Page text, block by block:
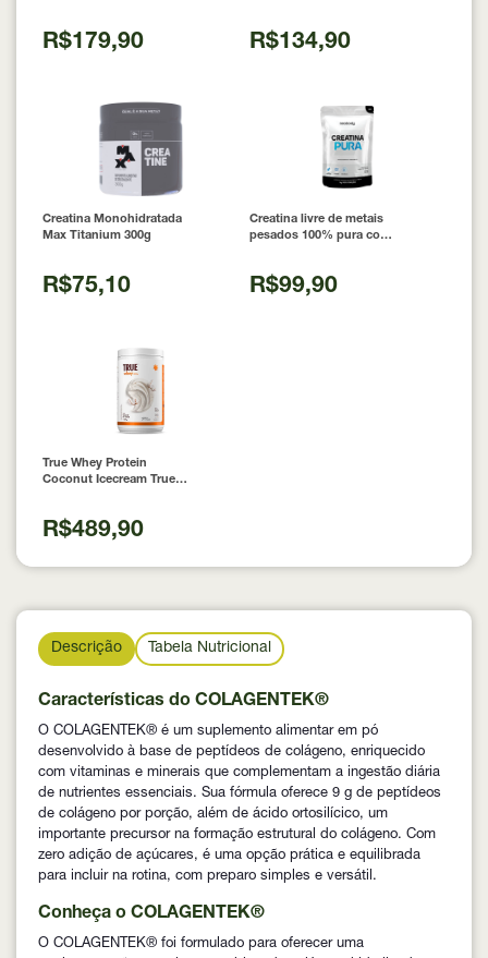
R$179,90 R$134,90
Creatina Monohidratada
Max Titanium 300g
R$75,10
Creatina livre de metais
pesados 100% pura com
R$99,90
True Whey Protein
Coconut Icecream True
R$489,90
Descrição Tabela Nutricional
Características do COLAGENTEK®
O COLAGENTEK® é um suplemento alimentar em pó
desenvolvido à base de peptídeos de colágeno, enriquecido
com vitaminas e minerais que complementam a ingestão diária
de nutrientes essenciais. Sua fórmula oferece 9 g de peptídeos
de colágeno por porção, além de ácido ortosilícico, um
importante precursor na formação estrutural do colágeno. Com
zero adição de açúcares, é uma opção prática e equilibrada
para incluir na rotina, com preparo simples e versátil.
Conheça o COLAGENTEK®
O COLAGENTEK® foi formulado para oferecer uma